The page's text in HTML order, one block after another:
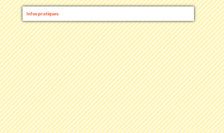
Infos pratiques